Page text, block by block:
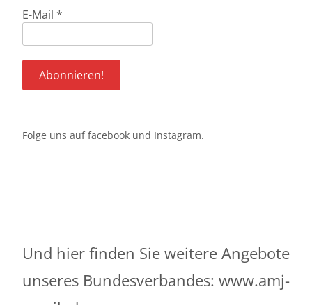
E-Mail *
Folge uns auffacebook und Instagram.
Und hier finden Sie weitere Angebote
unseres Bundesverbandes: www.amj-